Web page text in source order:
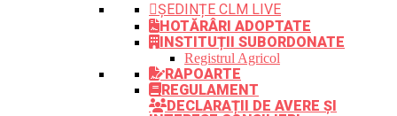
ȘEDINȚE CLM LIVE
HOTĂRÂRI ADOPTATE
INSTITUȚII SUBORDONATE
Registrul Agricol
RAPOARTE
REGULAMENT
DECLARAȚII DE AVERE ȘI